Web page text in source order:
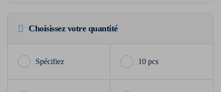
Choisissez votre quantité
10 pcs